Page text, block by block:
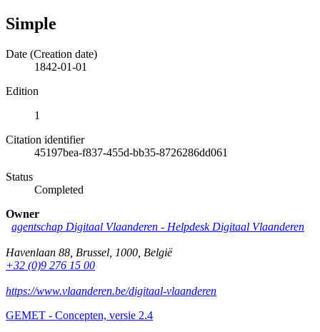
Simple
Date (Creation date)
1842-01-01
Edition
1
Citation identifier
45197bea-f837-455d-bb35-8726286dd061
Status
Completed
Owner
agentschap Digitaal Vlaanderen - Helpdesk Digitaal Vlaanderen
Havenlaan 88 Brussel 1000 België
+32 (0)9 276 15 00
https://www.vlaanderen.be/digitaal-vlaanderen
GEMET - Concepten, versie 2.4